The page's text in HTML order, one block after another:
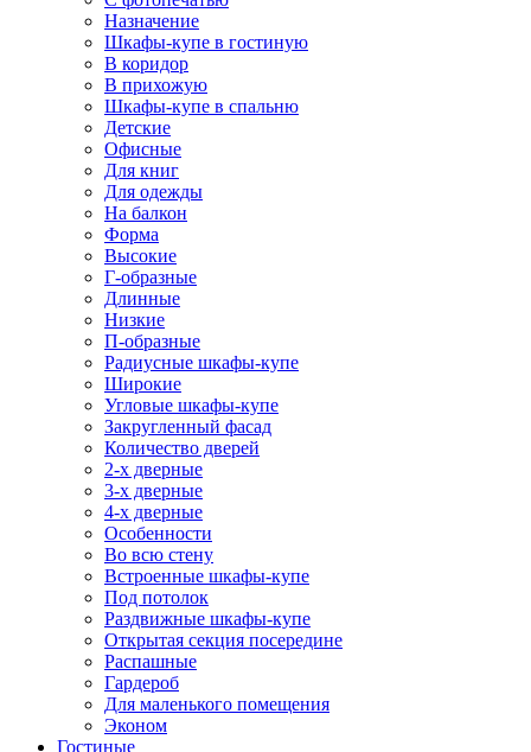
Назначение
Шкафы-купе в гостиную
В коридор
В прихожую
Шкафы-купе в спальню
Детские
Офисные
Для книг
Для одежды
На балкон
Форма
Высокие
Г-образные
Длинные
Низкие
П-образные
Радиусные шкафы-купе
Широкие
Угловые шкафы-купе
Закругленный фасад
Количество дверей
2-х дверные
3-х дверные
4-х дверные
Особенности
Во всю стену
Встроенные шкафы-купе
Под потолок
Раздвижные шкафы-купе
Открытая секция посередине
Распашные
Гардероб
Для маленького помещения
Эконом
Гостиные